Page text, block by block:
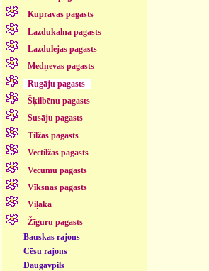
Kupravas pagasts
Lazdukalna pagasts
Lazdulejas pagasts
Medņevas pagasts
Rugāju pagasts
Šķilbēnu pagasts
Susāju pagasts
Tilžas pagasts
Vectilžas pagasts
Vecumu pagasts
Vīksnas pagasts
Viļaka
Žīguru pagasts
Bauskas rajons
Cēsu rajons
Daugavpils